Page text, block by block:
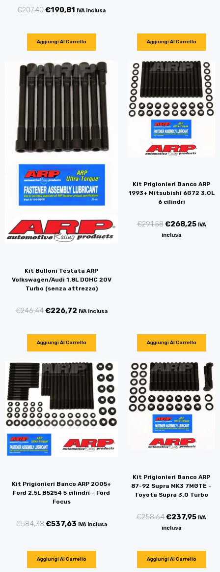
€207,40€190,81 IVA inclusa
Aggiungi Al Carrello Aggiungi Al Carrello
Kit Bulloni Testata ARP
Volkswagen/Audi 1.8L DOHC 20V
Turbo (senza attrezzo)
€246,44€226,72 IVA inclusa
Aggiungi Al Carrello
Kit Prigionieri Banco ARP
1993+ Mitsubishi 6G72 3.0L
6 cilindri
€291,58€268,25 IVA
inclusa
Aggiungi Al Carrello
Kit Prigionieri Banco ARP 2005+
Ford 2.5L B5254 5 cilindri – Ford
Focus
€584,38€537,63 IVA inclusa
Aggiungi Al Carrello
Kit Prigionieri Banco ARP
87-92 Supra MK3 7MGTE –
Toyota Supra 3.0 Turbo
€258,64€237,95 IVA
inclusa
Aggiungi Al Carrello